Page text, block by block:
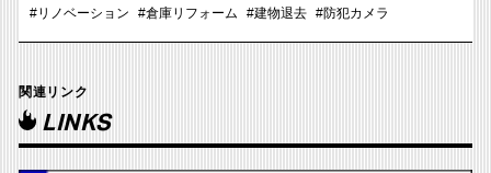
#リノベーション
#倉庫リフォーム #建物退去 #防犯カメラ
関連リンク
LINKS